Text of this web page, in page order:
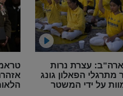
ארה"ב: עצרת נרות
מתרגלי הפאלון גונג
על ידי המשטר